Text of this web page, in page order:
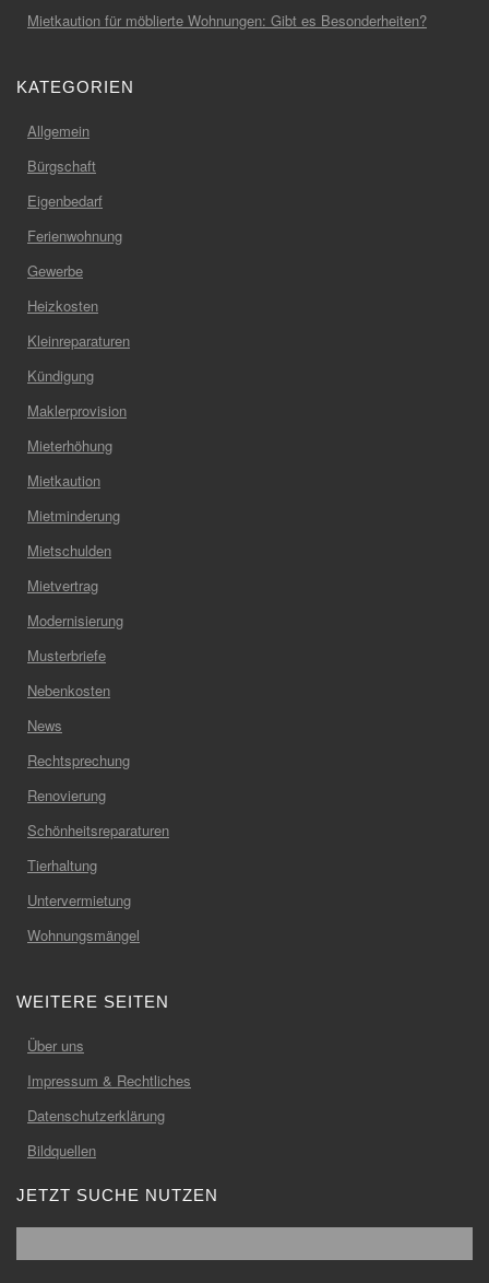
Mietkaution für möblierte Wohnungen: Gibt es Besonderheiten?
KATEGORIEN
Allgemein
Bürgschaft
Eigenbedarf
Ferienwohnung
Gewerbe
Heizkosten
Kleinreparaturen
Kündigung
Maklerprovision
Mieterhöhung
Mietkaution
Mietminderung
Mietschulden
Mietvertrag
Modernisierung
Musterbriefe
Nebenkosten
News
Rechtsprechung
Renovierung
Schönheitsreparaturen
Tierhaltung
Untervermietung
Wohnungsmängel
WEITERE SEITEN
Über uns
Impressum & Rechtliches
Datenschutzerklärung
Bildquellen
JETZT SUCHE NUTZEN